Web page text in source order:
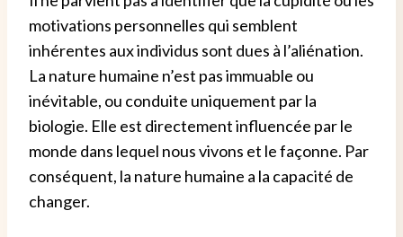
motivations personnelles qui semblent
inhérentes aux individus sont dues à l’aliénation.
La nature humaine n’est pas immuable ou
inévitable, ou conduite uniquement par la
biologie. Elle est directement influencée par le
monde dans lequel nous vivons et le façonne. Par
conséquent, la nature humaine a la capacité de
changer.